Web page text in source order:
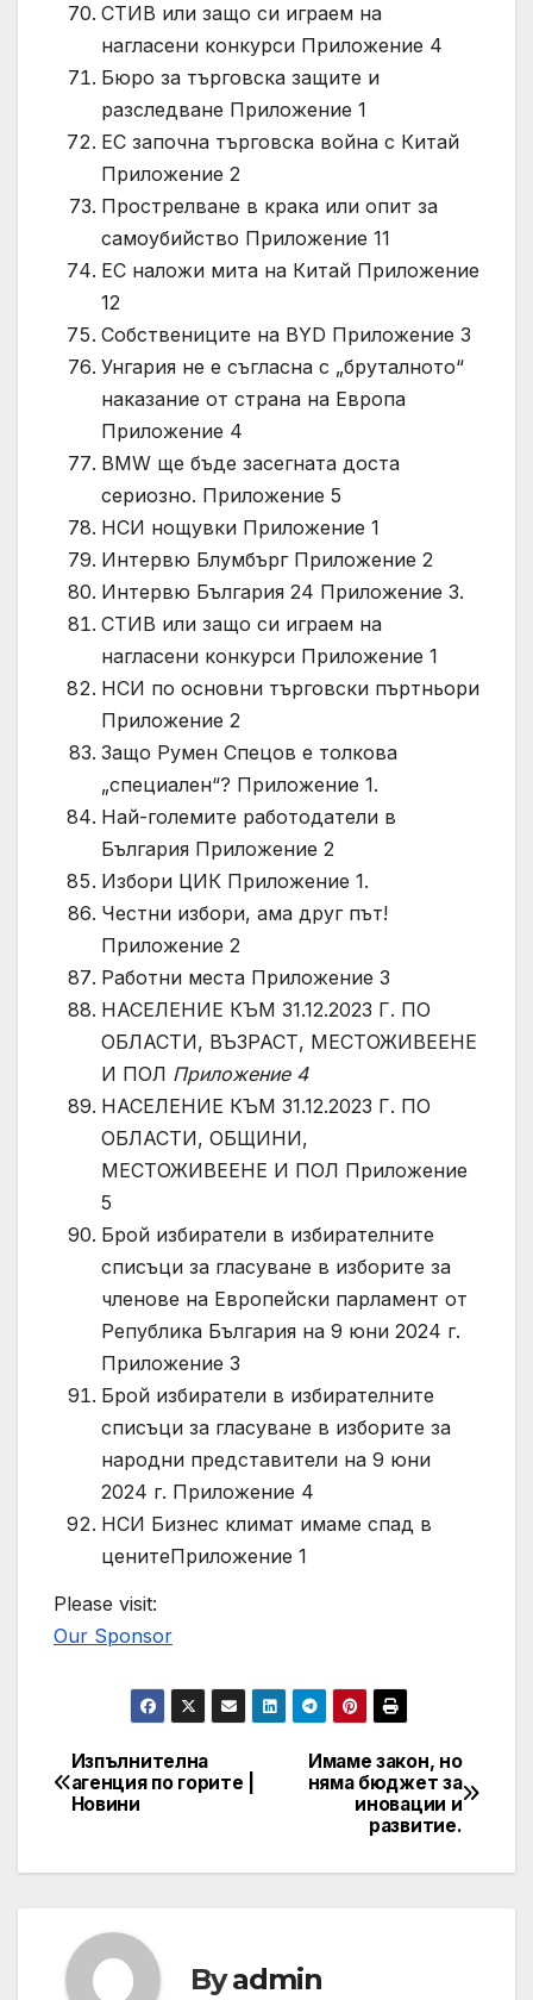
СТИВ или защо си играем на
нагласени конкурси Приложение 4
Бюро за търговска защите и
разследване Приложение 1
ЕС започна търговска война с Китай
Приложение 2
Прострелване в крака или опит за
самоубийство Приложение 11
ЕС наложи мита на Китай Приложение
12
Собствениците на BYD Приложение 3
Унгария не е съгласна с „бруталното“
наказание от страна на Европа
Приложение 4
BMW ще бъде засегната доста
сериозно. Приложение 5
НСИ нощувки Приложение 1
Интервю Блумбърг Приложение 2
Интервю България 24 Приложение 3.
СТИВ или защо си играем на
нагласени конкурси Приложение 1
НСИ по основни търговски пъртньори
Приложение 2
Защо Румен Спецов е толкова
„специален“? Приложение 1.
Най-големите работодатели в
България Приложение 2
Избори ЦИК Приложение 1.
Честни избори, ама друг път!
Приложение 2
Работни места Приложение 3
НАСЕЛЕНИЕ КЪМ 31.12.2023 Г. ПО
ОБЛАСТИ, ВЪЗРАСТ, МЕСТОЖИВЕЕНЕ
И ПОЛ Приложение 4
НАСЕЛЕНИЕ КЪМ 31.12.2023 Г. ПО
ОБЛАСТИ, ОБЩИНИ,
МЕСТОЖИВЕЕНЕ И ПОЛ Приложение
5
Брой избиратели в избирателните
списъци за гласуване в изборите за
членове на Европейски парламент от
Република България на 9 юни 2024 г.
Приложение 3
Брой избиратели в избирателните
списъци за гласуване в изборите за
народни представители на 9 юни
2024 г. Приложение 4
НСИ Бизнес климат имаме спад в
ценитеПриложение 1
Please visit:
Our Sponsor
Post
navigation
Имаме закон, но
няма бюджет за
иновации и
развитие.
Изпълнителна
агенция по горите |
Новини
Byadmin